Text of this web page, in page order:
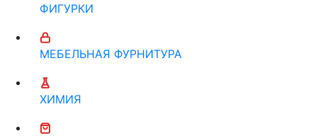
ФИГУРКИ
МЕБЕЛЬНАЯ ФУРНИТУРА
ХИМИЯ